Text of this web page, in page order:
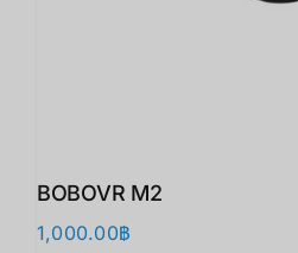
BOBOVR M2
1,000.00฿